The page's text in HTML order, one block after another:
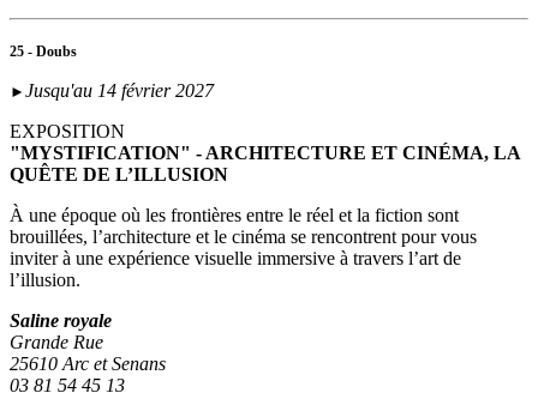
25 - Doubs
► Jusqu'au 14 février 2027
EXPOSITION
"MYSTIFICATION" - ARCHITECTURE ET CINÉMA, LA
QUÊTE DE L’ILLUSION
À une époque où les frontières entre le réel et la fiction sont
brouillées, l’architecture et le cinéma se rencontrent pour vous
inviter à une expérience visuelle immersive à travers l’art de
l’illusion.
Saline royale
Grande Rue
25610 Arc et Senans
03 81 54 45 13